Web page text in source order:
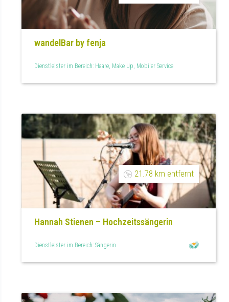
wandelBar by fenja
Dienstleister im Bereich: Haare, Make Up, Mobiler Service
21.78 km entfernt
Hannah Stienen – Hochzeitssängerin
Dienstleister im Bereich: Sängerin